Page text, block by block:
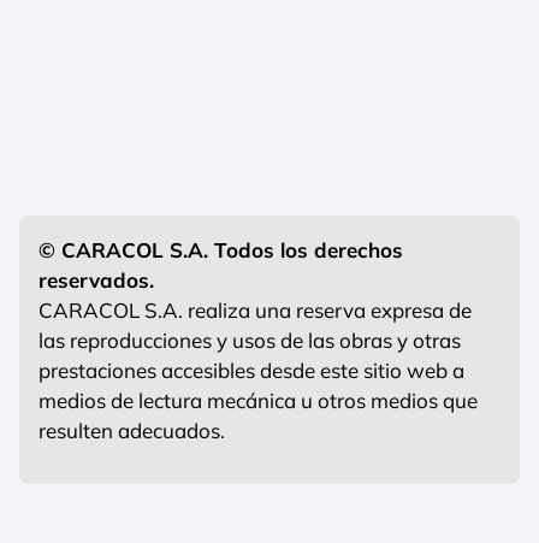
© CARACOL S.A. Todos los derechos
reservados.
CARACOL S.A. realiza una reserva expresa de
las reproducciones y usos de las obras y otras
prestaciones accesibles desde este sitio web a
medios de lectura mecánica u otros medios que
resulten adecuados.